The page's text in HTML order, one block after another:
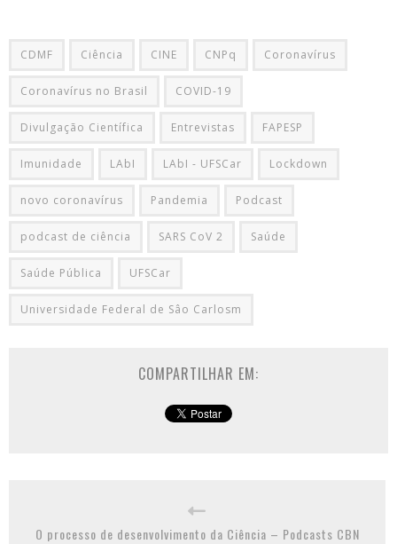
CDMF Ciência CINE CNPq Coronavírus
Coronavírus no Brasil COVID-19
Divulgação Científica Entrevistas FAPESP
Imunidade LAbI LAbI - UFSCar Lockdown
novo coronavírus Pandemia Podcast
podcast de ciência SARS CoV 2 Saúde
Saúde Pública UFSCar
Universidade Federal de Sâo Carlosm
COMPARTILHAR EM:
O processo de desenvolvimento da Ciência – Podcasts CBN